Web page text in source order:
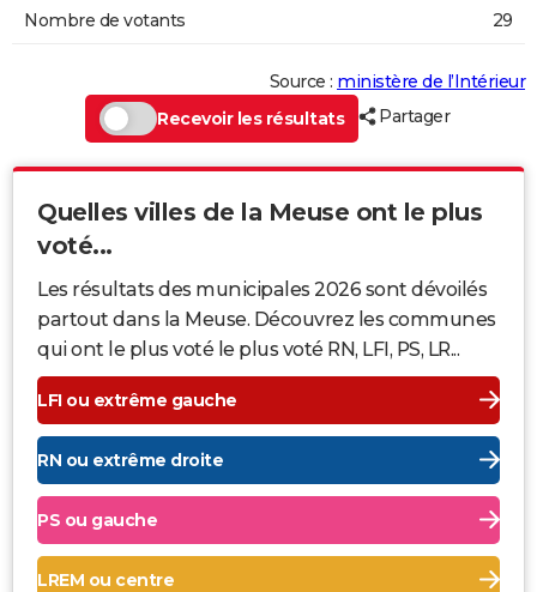
Nombre de votants 29
Source : ministère de l’Intérieur
Recevoir les résultats
Partager
Quelles villes de la Meuse ont le plus
voté...
Les résultats des municipales 2026 sont dévoilés
partout dans la Meuse. Découvrez les communes
qui ont le plus voté le plus voté RN, LFI, PS, LR...
LFI ou extrême gauche
RN ou extrême droite
PS ou gauche
LREM ou centre